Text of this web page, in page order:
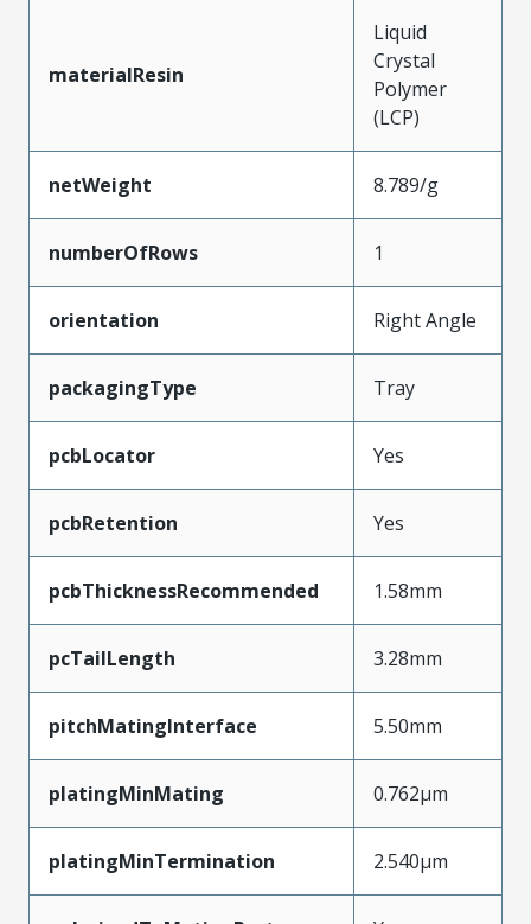
materialResin
Liquid
Crystal
Polymer
(LCP)
netWeight 8.789/g
numberOfRows 1
orientation Right Angle
packagingType Tray
pcbLocator Yes
pcbRetention Yes
pcbThicknessRecommended 1.58mm
pcTailLength 3.28mm
pitchMatingInterface 5.50mm
platingMinMating 0.762µm
platingMinTermination 2.540µm